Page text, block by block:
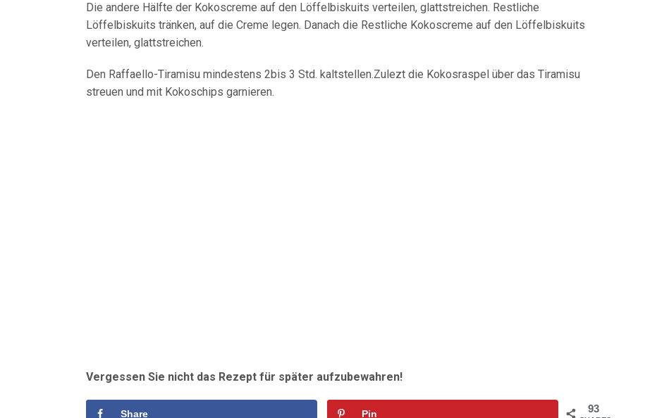
Die andere Hälfte der Kokoscreme auf den Löffelbiskuits verteilen, glattstreichen. Restliche
Löffelbiskuits tränken, auf die Creme legen. Danach die Restliche Kokoscreme auf den Löffelbiskuits
verteilen, glattstreichen.
Den Raffaello-Tiramisu mindestens 2bis 3 Std. kaltstellen.Zulezt die Kokosraspel über das Tiramisu
streuen und mit Kokoschips garnieren.
Vergessen Sie nicht das Rezept für später aufzubewahren!
93
Share Pin